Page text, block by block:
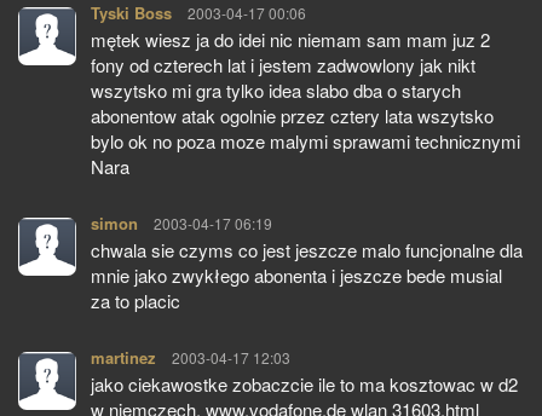
Tyski Boss pisze:
2003-04-17 00:06
mętek wiesz ja do idei nic niemam sam mam juz 2
fony od czterech lat i jestem zadwowlony jak nikt
wszytsko mi gra tylko idea slabo dba o starych
abonentow atak ogolnie przez cztery lata wszytsko
bylo ok no poza moze malymi sprawami technicznymi
Nara
simon pisze:
2003-04-17 06:19
chwala sie czyms co jest jeszcze malo funcjonalne dla
mnie jako zwykłego abonenta i jeszcze bede musial
za to placic
martinez pisze:
2003-04-17 12:03
jako ciekawostke zobaczcie ile to ma kosztowac w d2
w niemczech. www.vodafone.de wlan 31603.html